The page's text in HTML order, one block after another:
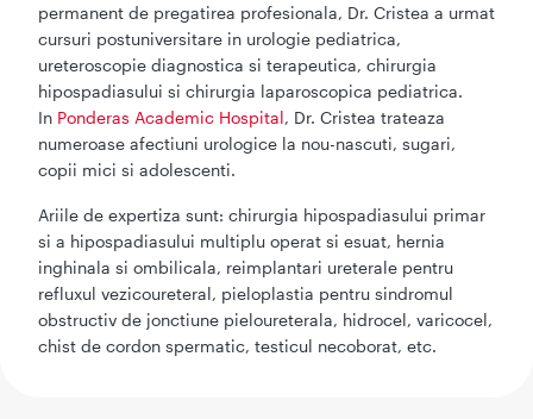
permanent de pregatirea profesionala, Dr. Cristea a urmat
cursuri postuniversitare in urologie pediatrica,
ureteroscopie diagnostica si terapeutica, chirurgia
hipospadiasului si chirurgia laparoscopica pediatrica.
In Ponderas Academic Hospital, Dr. Cristea trateaza
numeroase afectiuni urologice la nou-nascuti, sugari,
copii mici si adolescenti.
Ariile de expertiza sunt: chirurgia hipospadiasului primar
si a hipospadiasului multiplu operat si esuat, hernia
inghinala si ombilicala, reimplantari ureterale pentru
refluxul vezicoureteral, pieloplastia pentru sindromul
obstructiv de jonctiune pieloureterala, hidrocel, varicocel,
chist de cordon spermatic, testicul necoborat, etc.